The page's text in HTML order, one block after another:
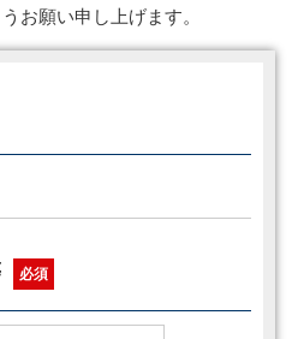
お願い申し上げます。
必須